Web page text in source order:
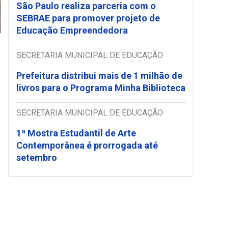
São Paulo realiza parceria com o
SEBRAE para promover projeto de
Educação Empreendedora
SECRETARIA MUNICIPAL DE EDUCAÇÃO
Prefeitura distribui mais de 1 milhão de
livros para o Programa Minha Biblioteca
SECRETARIA MUNICIPAL DE EDUCAÇÃO
1ª Mostra Estudantil de Arte
Contemporânea é prorrogada até
setembro